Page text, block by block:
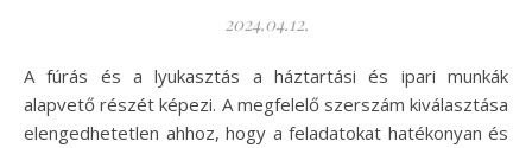
2024.04.12.
A fúrás és a lyukasztás a háztartási és ipari munkák
alapvető részét képezi. A megfelelő szerszám kiválasztása
elengedhetetlen ahhoz, hogy a feladatokat hatékonyan és